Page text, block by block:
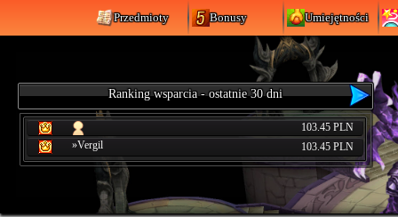
Przedmioty Bonusy Umiejętności
Ranking wsparcia - ostatnie 30 dni
103.45 PLN
»Vergil
103.45 PLN